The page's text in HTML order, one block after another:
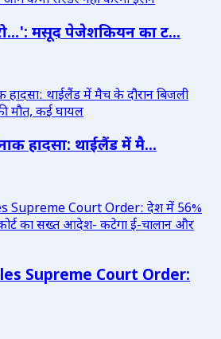
मसूद पेजेशकियन का ट...
हादसा: थाईलैंड में मै...
Supreme Court Order: